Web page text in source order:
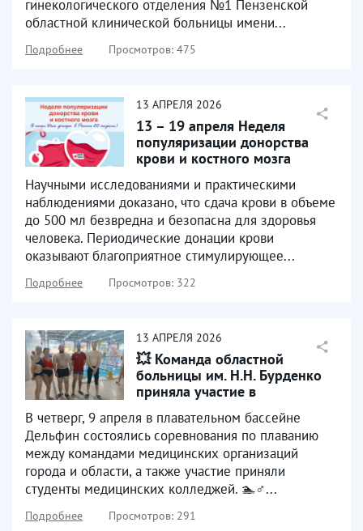
гинекологического отделения №1 Пензенской
областной клинической больницы имени...
Подробнее Просмотров: 475
13 АПРЕЛЯ 2026
13 – 19 апреля Неделя
популяризации донорства
крови и костного мозга
Научными исследованиями и практическими
наблюдениями доказано, что сдача крови в объеме
до 500 мл безвредна и безопасна для здоровья
человека. Периодические донации крови
оказывают благоприятное стимулирующее...
Подробнее Просмотров: 322
13 АПРЕЛЯ 2026
💥 Команда областной
больницы им. Н.Н. Бурденко
приняла участие в
соревнованиях по плаванию
В четверг, 9 апреля в плавательном бассейне
Дельфин состоялись соревнования по плаванию
между командами медицинских организаций
города и области, а также участие приняли
студенты медицинских колледжей. 🏊♂...
Подробнее Просмотров: 291